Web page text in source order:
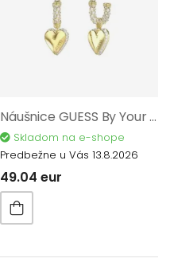
Náušnice GUESS By Your Side JUBE06075JWYGT/U
Skladom na e-shope
Predbežne u Vás 13.8.2026
49.04 eur